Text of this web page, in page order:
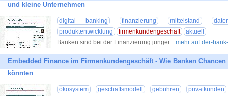
und kleine Unternehmen
digital banking finanzierung mittelstand
produktentwicklung
firmenkundengeschäft
aktuell
Banken sind bei der Finanzierung junger... mehr auf der-
Embedded Finance im Firmenkundengeschäft - Wie Banken
könnten
ökosystem geschäftsmodell gebühren
privatkunden